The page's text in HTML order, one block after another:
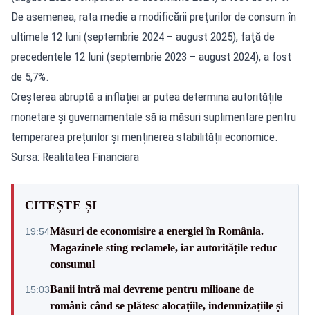
De asemenea, rata medie a modificării preţurilor de consum în
ultimele 12 luni (septembrie 2024 – august 2025), faţă de
precedentele 12 luni (septembrie 2023 – august 2024), a fost
de 5,7%.
Creșterea abruptă a inflației ar putea determina autoritățile
monetare și guvernamentale să ia măsuri suplimentare pentru
temperarea prețurilor și menținerea stabilității economice.
Sursa: Realitatea Financiara
CITEȘTE ȘI
19:54Măsuri de economisire a energiei în România.
Magazinele sting reclamele, iar autoritățile reduc
consumul
15:03Banii intră mai devreme pentru milioane de
români: când se plătesc alocațiile, indemnizațiile și